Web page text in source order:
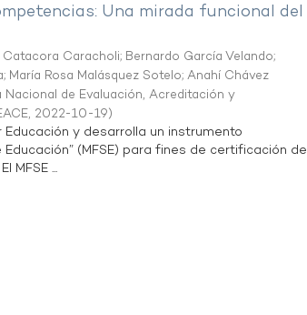
Una mirada funcional del
Catacora Caracholi; Bernardo García Velando;
; María Rosa Malásquez Sotelo;Anahí Chávez
Nacional de Evaluación, Acreditación y
, 2022-10-19)
y desarrolla un instrumento
(MFSE) para fines de certificación de
MFSE ...